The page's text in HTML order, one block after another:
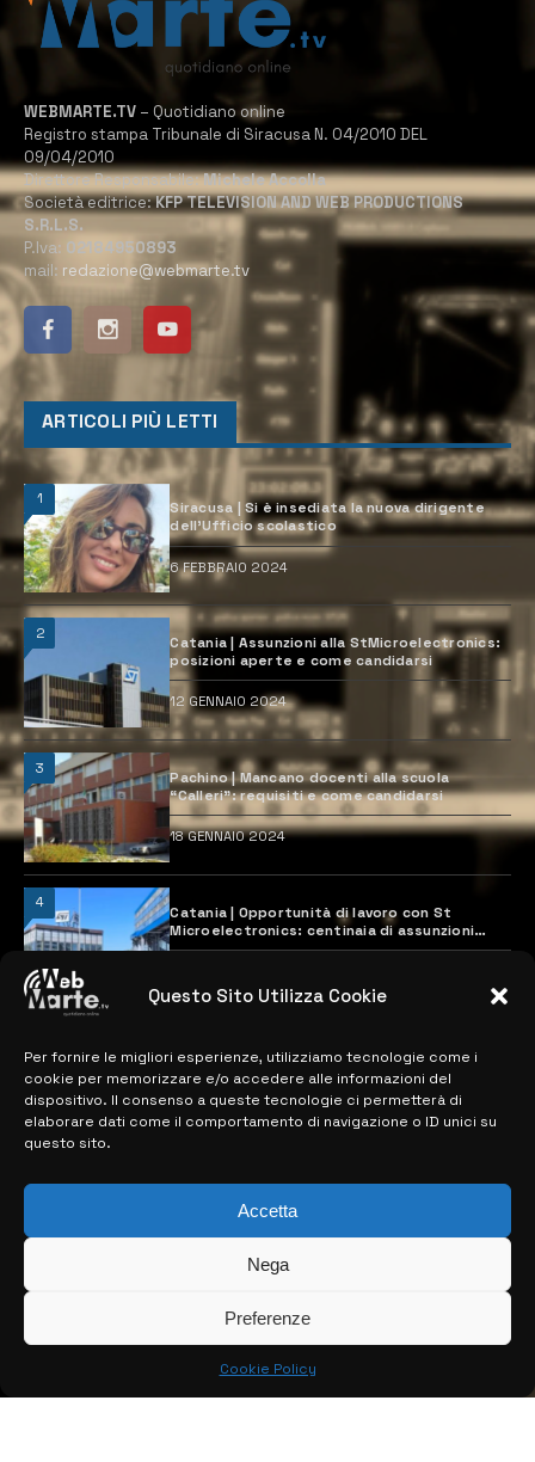
Questo Sito Utilizza Cookie
Per fornire le migliori esperienze, utilizziamo tecnologie come i
cookie per memorizzare e/o accedere alle informazioni del
dispositivo. Il consenso a queste tecnologie ci permetterà di
elaborare dati come il comportamento di navigazione o ID unici su
questo sito.
Accetta
Nega
Preferenze
Cookie Policy
WEBMARTE.TV – Quotidiano online
Registro stampa Tribunale di Siracusa N. 04/2010 DEL
09/04/2010
Direttore Responsabile:Michele Accolla
Società editrice:KFP TELEVISION AND WEB PRODUCTIONS
S.R.L.S.
P.Iva: 02184950893
mail: redazione@webmarte.tv
ARTICOLI PIÙ LETTI
1
Siracusa | Si è insediata la nuova dirigente
dell’Ufficio scolastico
6 FEBBRAIO 2024
2
Catania | Assunzioni alla StMicroelectronics:
posizioni aperte e come candidarsi
12 GENNAIO 2024
3
Pachino | Mancano docenti alla scuola
“Calleri”: requisiti e come candidarsi
18 GENNAIO 2024
4
Catania | Opportunità di lavoro con St
Microelectronics: centinaia di assunzioni
previste
MAPPA DEL SITO
> NOTIZIE